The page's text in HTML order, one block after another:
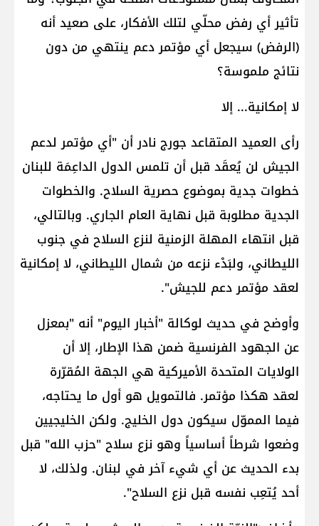
تأثير أي رفض محلّي لتلك الأفكار، على صعيد أنه
(الرفض) سيجعل أي مؤتمر دعم ينتهي من دون
نتائج ملموسة؟
لا إمكانية... إلا
رأى العميد المتقاعد جورج نادر أن "أي مؤتمر لدعم
الجيش لن يُعقَد قبل أن تلمس الدول الداعِمَة للبنان
خطوات جدية بموضوع حصرية السلاح. والخطوات
الجدية مطلوبة قبل نهاية العام الجاري. وبالتالي،
قبل انتهاء المهلة الزمنية لنزع السلاح في جنوب
الليطاني، ولبَدْء نزعه من شمال الليطاني، لا إمكانية
لعقد مؤتمر دعم للجيش".
وأوضح في حديث لوكالة "أخبار اليوم" أنه "بمعزل
عن الجهود الفرنسية ضمن هذا الإطار، إلا أن
الولايات المتحدة الأميركية هي الجهة المُقرّرة
لعقد هكذا مؤتمر. فالتمويل هو أول ما يحتاجه،
فيما المموّل سيكون دول الخليج. ولكن الخليجيين
وضعوا شرطاً أساسياً وهو نزع سلاح "حزب الله" قبل
بدء الحديث عن أي شيء آخر في لبنان. ولذلك، لا
أحد يُتعِب نفسه قبل نزع السلاح".